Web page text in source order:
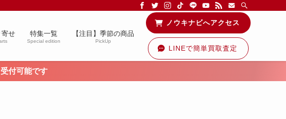
業や農業機械に関する情報を配信中です！
寄せ 特集一覧
Special edition
【注目】季節の商品
PickUp
ノウキナビへアクセス
LINEで簡単買取査定
付可能です